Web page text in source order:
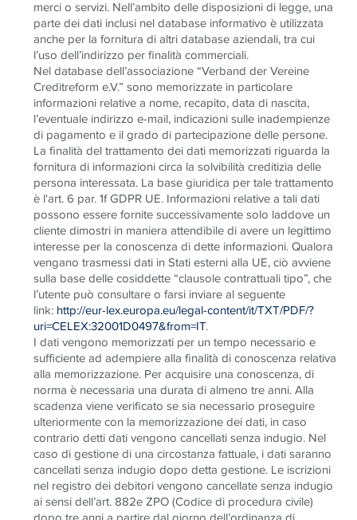
merci o servizi. Nell’ambito delle disposizioni di legge, una
parte dei dati inclusi nel database informativo è utilizzata
anche per la fornitura di altri database aziendali, tra cui
l’uso dell’indirizzo per finalità commerciali.
Nel database dell’associazione “Verband der Vereine
Creditreform e.V.” sono memorizzate in particolare
informazioni relative a nome, recapito, data di nascita,
l’eventuale indirizzo e-mail, indicazioni sulle inadempienze
di pagamento e il grado di partecipazione delle persone.
La finalità del trattamento dei dati memorizzati riguarda la
fornitura di informazioni circa la solvibilità creditizia delle
persona interessata. La base giuridica per tale trattamento
è l'art. 6 par. 1f GDPR UE. Informazioni relative a tali dati
possono essere fornite successivamente solo laddove un
cliente dimostri in maniera attendibile di avere un legittimo
interesse per la conoscenza di dette informazioni. Qualora
vengano trasmessi dati in Stati esterni alla UE, ciò avviene
sulla base delle cosiddette “clausole contrattuali tipo”, che
l’utente può consultare o farsi inviare al seguente
link: http://eur-lex.europa.eu/legal-content/it/TXT/PDF/?
uri=CELEX:32001D0497&from=IT.
I dati vengono memorizzati per un tempo necessario e
sufficiente ad adempiere alla finalità di conoscenza relativa
alla memorizzazione. Per acquisire una conoscenza, di
norma è necessaria una durata di almeno tre anni. Alla
scadenza viene verificato se sia necessario proseguire
ulteriormente con la memorizzazione dei dati, in caso
contrario detti dati vengono cancellati senza indugio. Nel
caso di gestione di una circostanza fattuale, i dati saranno
cancellati senza indugio dopo detta gestione. Le iscrizioni
nel registro dei debitori vengono cancellate senza indugio
ai sensi dell’art. 882e ZPO (Codice di procedura civile)